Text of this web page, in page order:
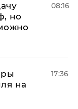
но
08:16
на
17:36